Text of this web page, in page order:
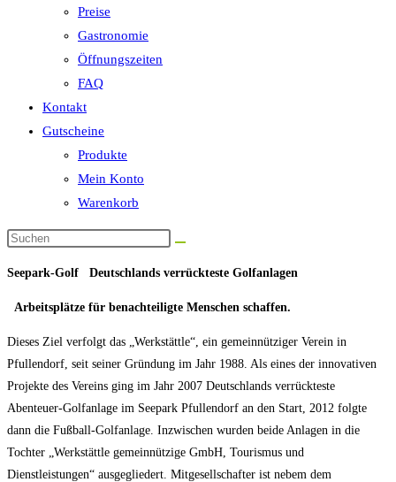
Preise
Gastronomie
Öffnungszeiten
FAQ
Kontakt
Gutscheine
Produkte
Mein Konto
Warenkorb
Seepark-Golf Deutschlands verrückteste Golfanlagen
Arbeitsplätze für benachteiligte Menschen schaffen.
Dieses Ziel verfolgt das „Werkstättle“, ein gemeinnütziger Verein in
Pfullendorf, seit seiner Gründung im Jahr 1988. Als eines der innovativen
Projekte des Vereins ging im Jahr 2007 Deutschlands verrückteste
Abenteuer-Golfanlage im Seepark Pfullendorf an den Start, 2012 folgte
dann die Fußball-Golfanlage. Inzwischen wurden beide Anlagen in die
Tochter „Werkstättle gemeinnützige GmbH, Tourismus und
Dienstleistungen“ ausgegliedert. Mitgesellschafter ist nebem dem